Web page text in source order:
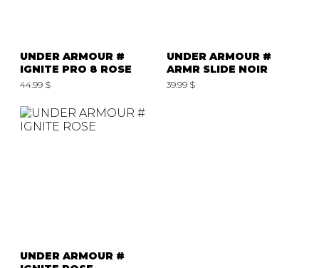
UNDER ARMOUR #
IGNITE PRO 8 ROSE
44.99 $
UNDER ARMOUR #
ARMR SLIDE NOIR
39.99 $
UNDER ARMOUR #